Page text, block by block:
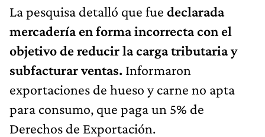
La pesquisa detalló que fue declarada
mercadería en forma incorrecta con el
objetivo de reducir la carga tributaria y
subfacturar ventas. Informaron
exportaciones de hueso y carne no apta
para consumo, que paga un 5% de
Derechos de Exportación.